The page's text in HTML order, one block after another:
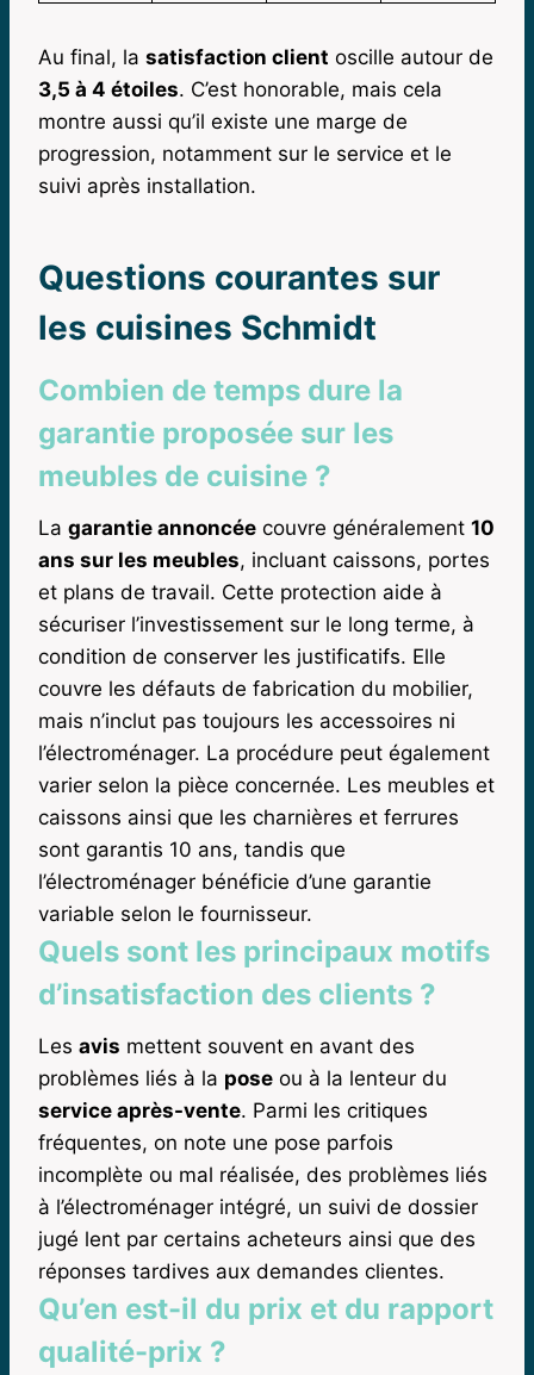
Au final, la satisfaction client oscille autour de
3,5 à 4 étoiles. C’est honorable, mais cela
montre aussi qu’il existe une marge de
progression, notamment sur le service et le
suivi après installation.
Questions courantes sur
les cuisines Schmidt
Combien de temps dure la
garantie proposée sur les
meubles de cuisine ?
La garantie annoncée couvre généralement 10
ans sur les meubles, incluant caissons, portes
et plans de travail. Cette protection aide à
sécuriser l’investissement sur le long terme, à
condition de conserver les justificatifs. Elle
couvre les défauts de fabrication du mobilier,
mais n’inclut pas toujours les accessoires ni
l’électroménager. La procédure peut également
varier selon la pièce concernée. Les meubles et
caissons ainsi que les charnières et ferrures
sont garantis 10 ans, tandis que
l’électroménager bénéficie d’une garantie
variable selon le fournisseur.
Quels sont les principaux motifs
d’insatisfaction des clients ?
Les avis mettent souvent en avant des
problèmes liés à la pose ou à la lenteur du
service après-vente. Parmi les critiques
fréquentes, on note une pose parfois
incomplète ou mal réalisée, des problèmes liés
à l’électroménager intégré, un suivi de dossier
jugé lent par certains acheteurs ainsi que des
réponses tardives aux demandes clientes.
Qu’en est-il du prix et du rapport
qualité-prix ?